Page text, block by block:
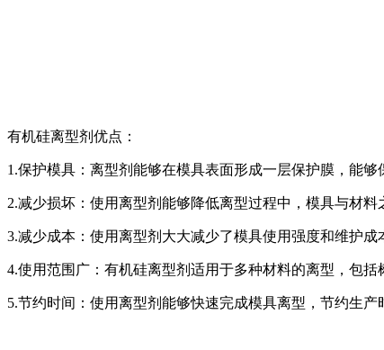
有机硅离型剂优点：
1.保护模具：离型剂能够在模具表面形成一层保护膜，能
2.减少损坏：使用离型剂能够降低离型过程中，模具与材料
3.减少成本：使用离型剂大大减少了模具使用强度和维护成
4.使用范围广：有机硅离型剂适用于多种材料的离型，包
5.节约时间：使用离型剂能够快速完成模具离型，节约生产